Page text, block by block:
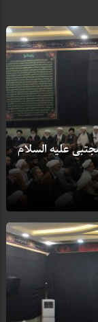
علیه السلام